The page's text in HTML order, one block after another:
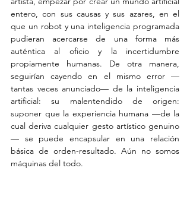
entero, con sus causas y sus azares, en el
que un robot y una inteligencia programada
pudieran acercarse de una forma más
auténtica al oficio y la incertidumbre
propiamente humanas. De otra manera,
seguirían cayendo en el mismo error —
tantas veces anunciado— de la inteligencia
artificial: su malentendido de origen:
suponer que la experiencia humana —de la
cual deriva cualquier gesto artístico genuino
— se puede encapsular en una relación
básica de orden-resultado. Aún no somos
máquinas del todo.